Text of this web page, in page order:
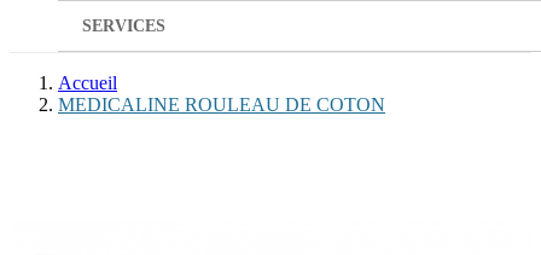
SERVICES
Accueil
MEDICALINE ROULEAU DE COTON